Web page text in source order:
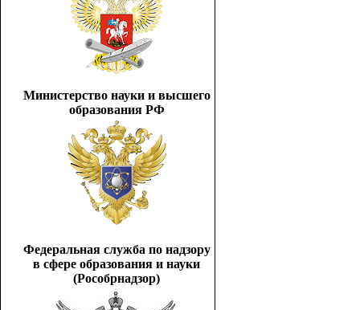
Министерство науки и высшего
образования РФ
Федеральная служба по надзору
в сфере образования и науки
(Рособрнадзор)